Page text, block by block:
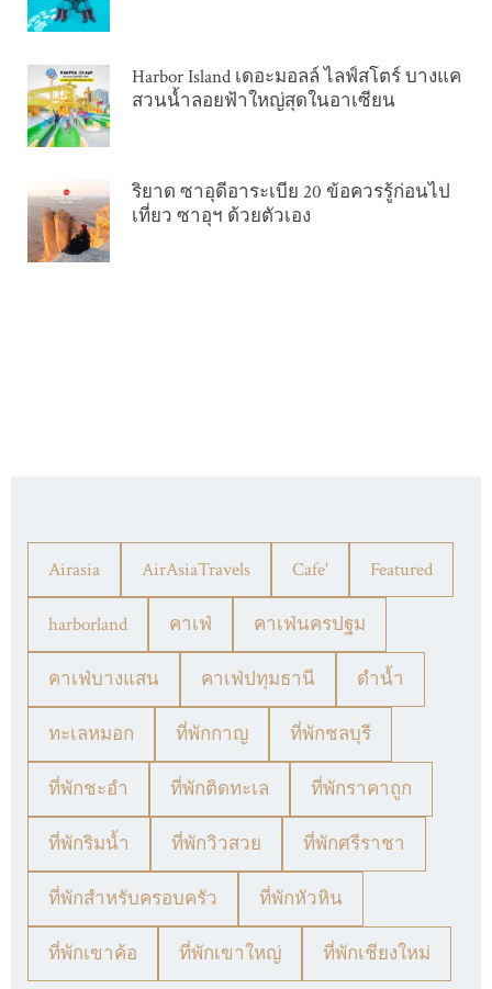
Harbor Island เดอะมอลล์ ไลฟ์สโตร์ บางแค
สวนน้ำลอยฟ้าใหญ่สุดในอาเซียน
ริยาด ซาอุดีอาระเบีย 20 ข้อควรรู้ก่อนไป
เที่ยว ซาอุฯ ด้วยตัวเอง
Airasia AirAsiaTravels Cafe' Featured
harborland คาเฟ่ คาเฟ่นครปฐม
คาเฟ่บางแสน คาเฟ่ปทุมธานี ดำน้ำ
ทะเลหมอก ที่พักกาญ ที่พักชลบุรี
ที่พักชะอำ ที่พักติดทะเล ที่พักราคาถูก
ที่พักริมน้ำ ที่พักวิวสวย ที่พักศรีราชา
ที่พักสำหรับครอบครัว ที่พักหัวหิน
ที่พักเขาค้อ ที่พักเขาใหญ่ ที่พักเชียงใหม่